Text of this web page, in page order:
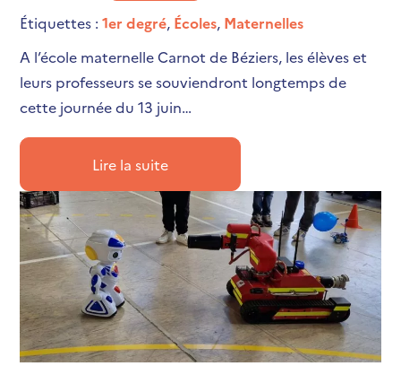
Étiquettes :1er degré, Écoles, Maternelles
A l’école maternelle Carnot de Béziers, les élèves et
leurs professeurs se souviendront longtemps de
cette journée du 13 juin…
Lire la suite